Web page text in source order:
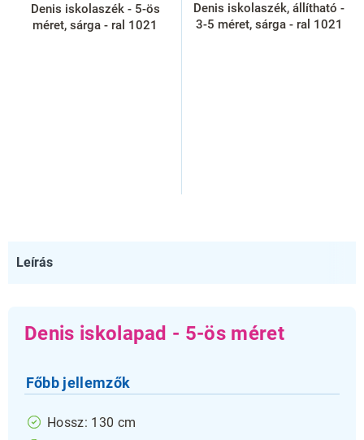
Denis iskolaszék - 5-ös
méret, sárga - ral 1021
Denis iskolaszék, állítható -
3-5 méret, sárga - ral 1021
Leírás
Denis iskolapad - 5-ös méret
Főbb jellemzők
Hossz: 130 cm